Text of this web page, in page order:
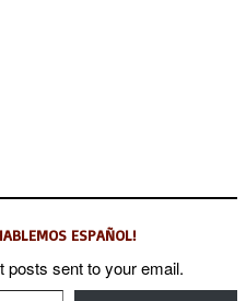
ESPAÑOL!
posts sent to your email.